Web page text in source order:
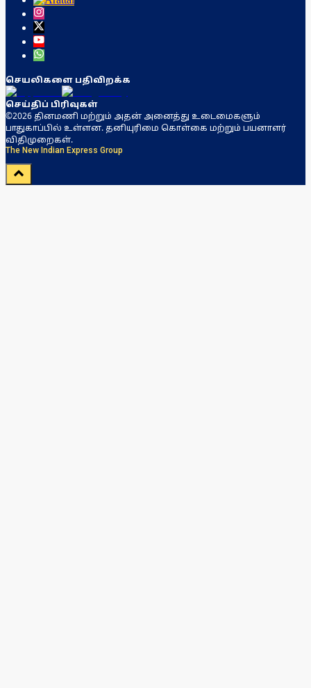
செயலிகளை பதிவிறக்க
செய்திப் பிரிவுகள்
©2026 தினமணி மற்றும் அதன் அனைத்து உடைமைகளும்
பாதுகாப்பில் உள்ளன. தனியுரிமை கொள்கை மற்றும் பயனாளர்
விதிமுறைகள்.
The New Indian Express Group